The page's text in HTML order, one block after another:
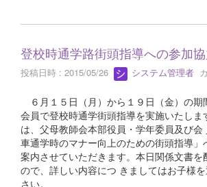
登校時通学路街頭指導への参加
投稿日時 : 2015/05/26 システム管理者
６月１５日（月）から１９日（金）の期
会員で登校時通学街頭指導を実施いたしま
は、父母教師会本部役員・学年委員及び
車通学時のマナー向上のための街頭指導」
案内させていただきます。本日関係文書を
ので、詳しい内容につ きましてはお子様
さい。